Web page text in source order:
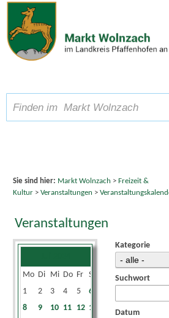
Zum Inhalt,zur Navigation
Schriftgröße A A A
Sie sind hier: Markt Wolnzach > Freizeit &
Kultur> Veranstaltungen >
Veranstaltungen
Mo Di Mi Do Fr Sa
1
2 3 4 5 6
8
9 10 11 12 13
Kategorie
Suchwort
Datum